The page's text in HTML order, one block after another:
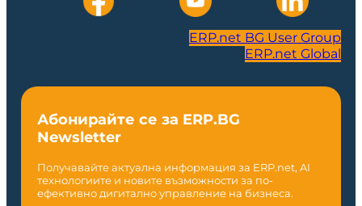
ERP.net BG User Group
ERP.net Global
Абонирайте се за ERP.BG
Newsletter
Получавайте актуална информация за ERP.net, AI
технологиите и новите възможности за по-
ефективно дигитално управление на бизнеса.